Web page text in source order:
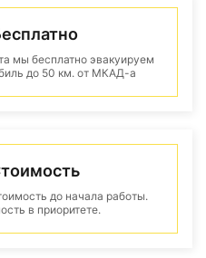
мы бесплатно эвакуируем
до 50 км. от МКАД-а
до начала работы.
в приоритете.